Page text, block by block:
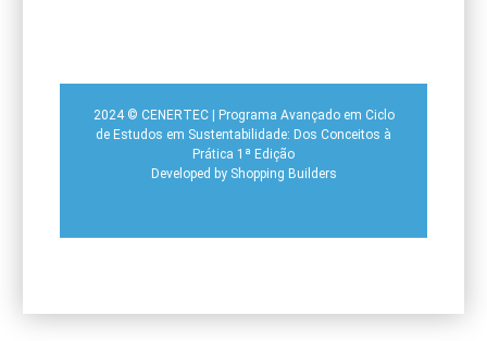
2024 © CENERTEC | Programa Avançado em Ciclo
de Estudos em Sustentabilidade: Dos Conceitos à
Prática 1ª Edição
Developed by Shopping Builders